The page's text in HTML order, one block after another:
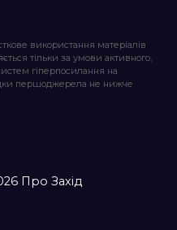
використання матеріалів
тільки за умови активного,
гіперпосилання на
першоджерела не нижче
Про Захід